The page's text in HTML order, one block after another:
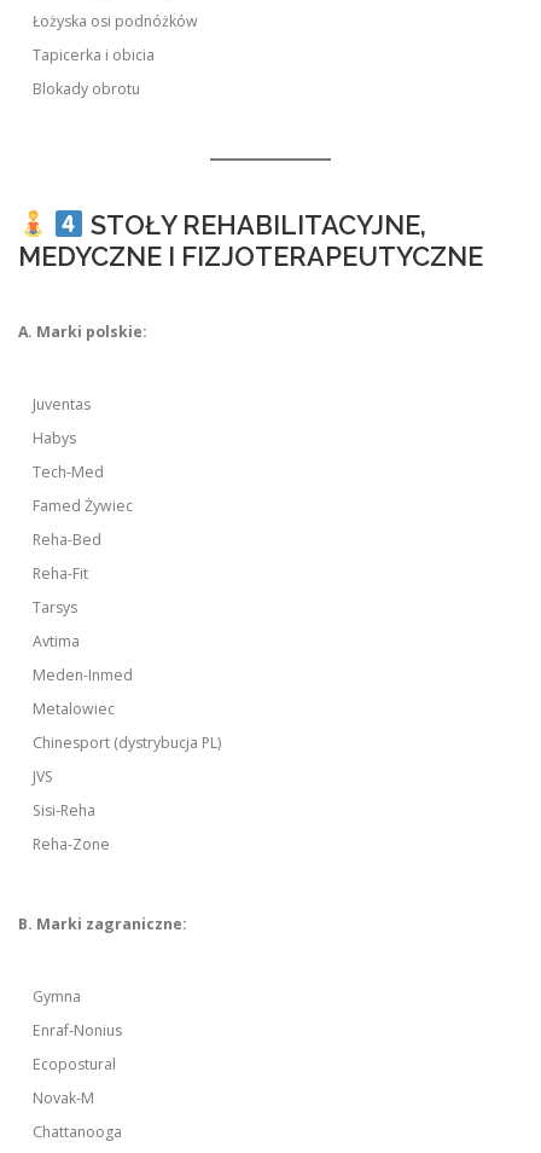
Łożyska osi podnóżków
Tapicerka i obicia
Blokady obrotu
STOŁY REHABILITACYJNE,
MEDYCZNE I FIZJOTERAPEUTYCZNE
A. Marki polskie:
Juventas
Habys
Tech-Med
Famed Żywiec
Reha-Bed
Reha-Fit
Tarsys
Avtima
Meden-Inmed
Metalowiec
Chinesport (dystrybucja PL)
JVS
Sisi-Reha
Reha-Zone
B. Marki zagraniczne:
Gymna
Enraf-Nonius
Ecopostural
Novak-M
Chattanooga